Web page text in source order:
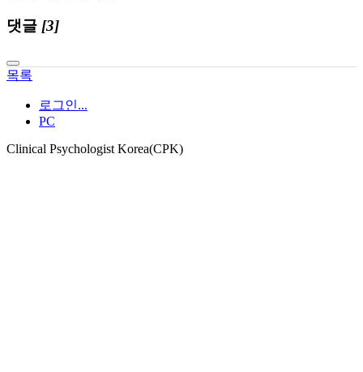
댓글 [3]
목록
로그인...
PC
Clinical Psychologist Korea(CPK)